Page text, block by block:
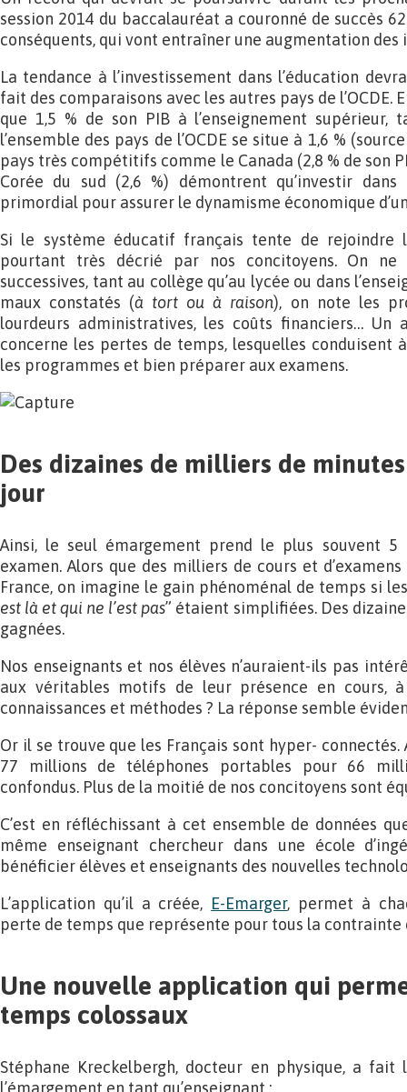
session 2014 du baccalauréat a couronné de succès
conséquents, qui vont entraîner une augmentation des
La tendance à l’investissement dans l’éducation
fait des comparaisons avec les autres pays de l’OCDE.
que 1,5 % de son PIB à l’enseignement supérieur,
l’ensemble des pays de l’OCDE se situe à 1,6 %
pays très compétitifs comme le Canada (2,8 % de son
Corée du sud (2,6 %) démontrent qu’investir
primordial pour assurer le dynamisme économique
Si le système éducatif français tente de rejoindre
pourtant très décrié par nos concitoyens. On
successives, tant au collège qu’au lycée ou dans
maux constatés (à tort ou à raison), on note les
lourdeurs administratives, les coûts financiers… Un
concerne les pertes de temps, lesquelles conduisent
les programmes et bien préparer aux examens.
Des dizaines de milliers de
jour
Ainsi, le seul émargement prend le plus souvent
examen. Alors que des milliers de cours et
France, on imagine le gain phénoménal de temps si
est là et qui ne l’est pas” étaient simplifiées. Des
gagnées.
Nos enseignants et nos élèves n’auraient-ils pas
aux véritables motifs de leur présence en cours,
connaissances et méthodes ? La réponse semble
Or il se trouve que les Français sont hyper-
77 millions de téléphones portables pour 66
confondus. Plus de la moitié de nos concitoyens sont
C’est en réfléchissant à cet ensemble de données
même enseignant chercheur dans une école
bénéficier élèves et enseignants des nouvelles
L’application qu’il a créée, E-Emarger, permet à
perte de temps que représente pour tous la contrainte
Une nouvelle application qui
temps colossaux
Stéphane Kreckelbergh, docteur en physique, a
l’émargement en tant qu’enseignant :